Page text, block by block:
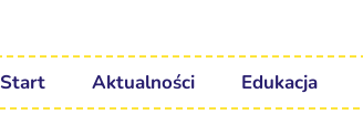
Start Aktualności Edukacja